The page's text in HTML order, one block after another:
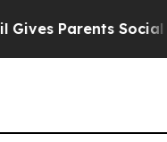
Parents Social